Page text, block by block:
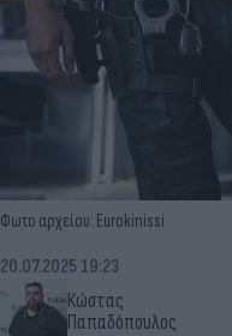
Φωτο αρχείου: Eurokinissi
Κώστας
Παπαδόπουλος
20.07.2025 19:23